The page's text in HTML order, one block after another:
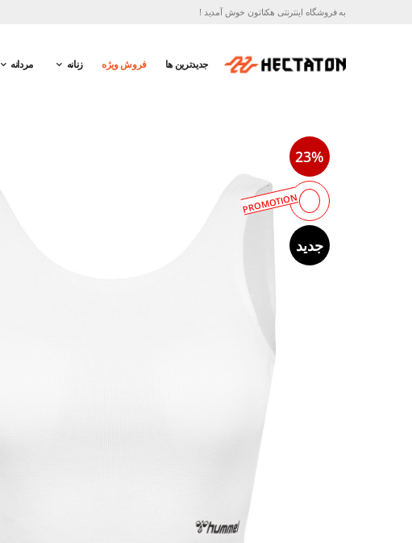
به فروشگاه اینترنتی هکتاتون خوش آمدید !
جدیدترین ها فروش ویژه زنانه مردانه
23%
PROMOTION
جدید